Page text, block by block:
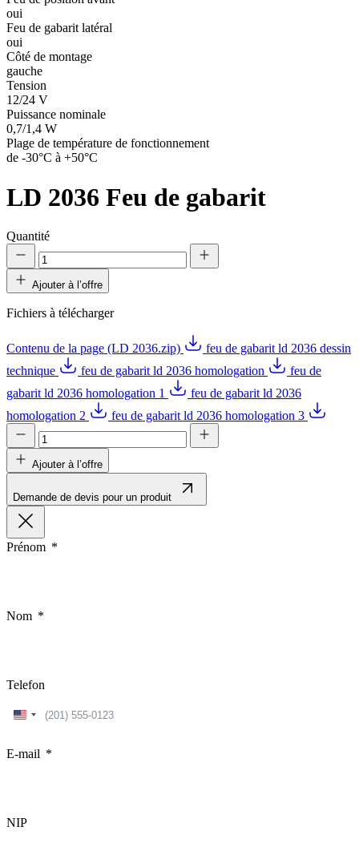
oui
Feu de gabarit latéral
oui
Côté de montage
gauche
Tension
12/24 V
Puissance nominale
0,7/1,4 W
Plage de température de fonctionnement
de -30°C à +50°C
LD 2036 Feu de gabarit
Quantité
Ajouter à l’offre
Fichiers à télécharger
Contenu de la page (LD 2036.zip)
feu de gabarit ld 2036 dessin
technique
feu de gabarit ld 2036 homologation
feu de
gabarit ld 2036 homologation 1
feu de gabarit ld 2036
homologation 2
feu de gabarit ld 2036 homologation 3
Ajouter à l’offre
Demande de devis pour un produit
Prénom
Nom
Telefon
United
E-mail
NIP